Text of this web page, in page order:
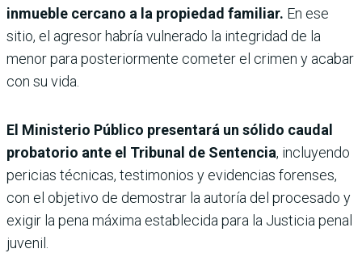
inmueble cercano a la propiedad familiar. En ese
sitio, el agresor habría vulnerado la integridad de la
menor para posteriormente cometer el crimen y acabar
con su vida.
El Ministerio Público presentará un sólido caudal
probatorio ante el Tribunal de Sentencia, incluyendo
pericias técnicas, testimonios y evidencias forenses,
con el objetivo de demostrar la autoría del procesado y
exigir la pena máxima establecida para la Justicia penal
juvenil.